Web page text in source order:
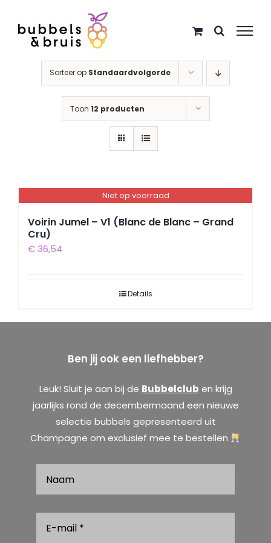
naar
Sorteer op Standaardvolgorde
Toon 12 producten
Niet op voorraad
Voirin Jumel – V1 (Blanc de Blanc – Grand
Cru)
€ 36,54
Details
Ben jij ook een liefhebber?
Leuk! Sluit je aan bij de Bubbelclub en krijg
jaarlijks rond de decembermaand een nieuwe
selectie bubbels gepresenteerd uit
Champagne om exclusief mee te bestellen